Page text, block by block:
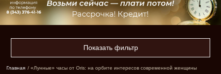
Показать фильтр
Главная / «Лунные» часы от Oris: на орбите интересов современной женщины